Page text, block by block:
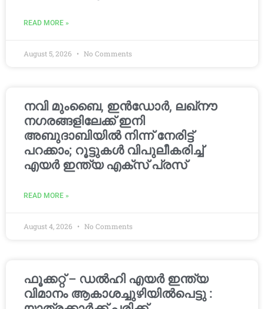
READ MORE »
August 5, 2026 No Comments
നവി മുംബൈ, ഇൻഡോർ, ലഖ്നൗ
നഗരങ്ങളിലേക്ക് ഇനി
അബുദാബിയിൽ നിന്ന് നേരിട്ട്
പറക്കാം; റൂട്ടുകൾ വിപുലീകരിച്ച്
എയർ ഇന്ത്യ എക്സ് പ്രസ്
READ MORE »
August 4, 2026 No Comments
ഫൂക്കറ്റ് – ഡൽഹി എയര്‍ ഇന്ത്യ
വിമാനം ആകാശച്ചുഴിയില്‍പെട്ടു :